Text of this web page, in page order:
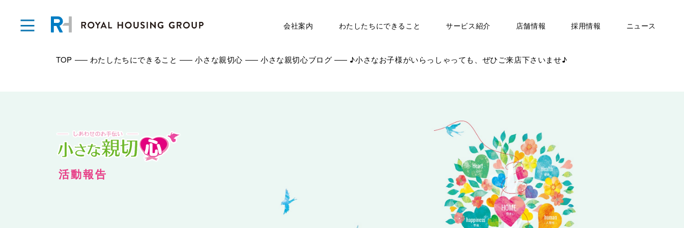
会社案内 わたしたちにできること サービス紹介 店舗情報 採用情報 ニュース
TOP わたしたちにできること 小さな親切心 小さな親切心ブログ ♪小さなお子様がいらっしゃっても、ぜひご来店下さいませ♪
活動報告